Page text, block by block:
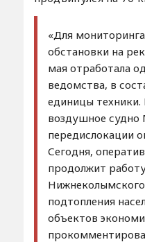
«Для
обстановки на
мая отработала
ведомства, в
единицы
воздушное судно
передислокации
Сегодня,
продолжит
подтопления
объектов